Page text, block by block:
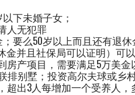
下未婚子女；
人无犯罪
要么50岁以上而且还有退休
金并且社保局可以证明）可
产项目，需要满足5万美金
别墅；投资高尔夫球或乡
出3人每增加一个受养人，